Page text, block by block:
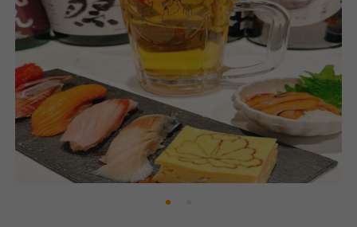
安定した生活基盤を築きながら、一生モノのスキル
と、世界へ羽ばたくチャンスを同時に手に入れません
か？